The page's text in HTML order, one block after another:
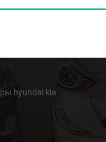
hyundai kia